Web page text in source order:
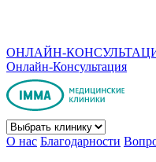
ОНЛАЙН-
Онлайн-Консультация
О нас Благодарности